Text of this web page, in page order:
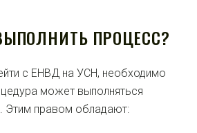
ПРОЦЕСС?
с ЕНВД на УСН, необходимо
может выполняться
Этим правом обладают: